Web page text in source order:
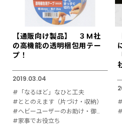
【通販向け製品】 ３M社
の高機能の透明梱包用テー
プ！
2019.03.04
#「なるほど」なひと工夫
#ととのえます（片づけ・収納）
#ヘビーユーザーのお助け・御用達
#家事でお役立ち